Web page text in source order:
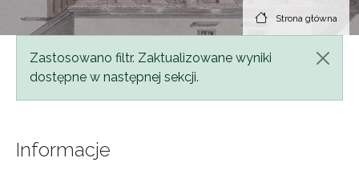
Strona główna
Komunikat
Zastosowano filtr. Zaktualizowane wyniki
dostępne w następnej sekcji.
Informacje